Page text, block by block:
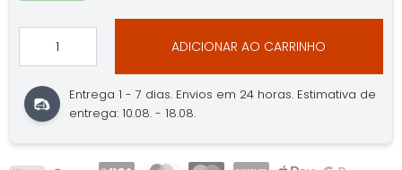
ADICIONAR AO CARRINHO
Entrega 1 - 7 dias. Envios em 24 horas. Estimativa de
entrega: 10.08. - 18.08.